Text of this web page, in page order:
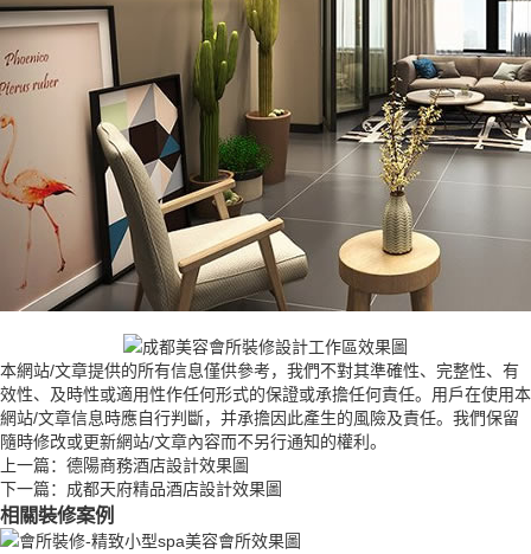
本網站/文章提供的所有信息僅供參考，我們不對其準確性、完整性、有
效性、及時性或適用性作任何形式的保證或承擔任何責任。用戶在使用本
網站/文章信息時應自行判斷，并承擔因此產生的風險及責任。我們保留
隨時修改或更新網站/文章內容而不另行通知的權利。
上一篇： 德陽商務酒店設計效果圖
下一篇： 成都天府精品酒店設計效果圖
相關裝修案例